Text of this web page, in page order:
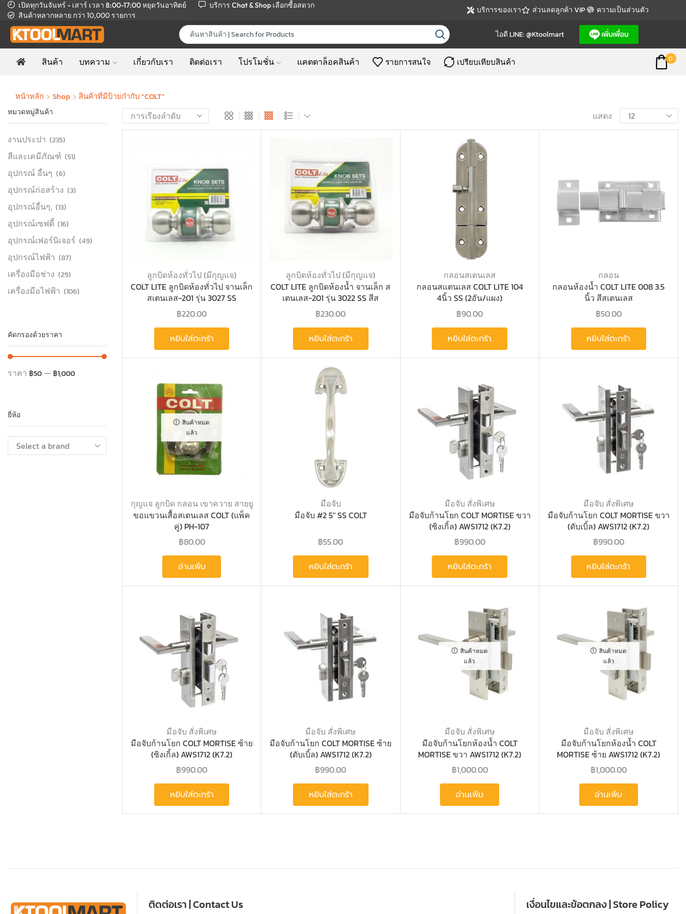
เปิดทุกวันจันทร์ - เสาร์ เวลา 8:00-17:00หยุดวันอาทิตย์ บริการ Chat & Shop เลือกซื้อสดวก
สินค้าหลากหลาย กว่า 10,000 รายการ บริการของเรา ส่วนลดลูกค้า VIP ความเป็นส่วนตัว
ไอดี LINE: @ktoolmart
สินค้า บทความ เกี่ยวกับเรา ติดต่อเรา โปรโมชั่น แคตตาล็อคสินค้า รายการสนใจ เปรียบเทียบสินค้า 0
หน้าหลัก Shop สินค้าที่มีป้ายกำกับ “COLT”
แสดง
ลูกบิดห้องทั่วไป (มีกุญแจ)
COLT LITE ลูกบิดห้องทั่วไป จานเล็ก
สเตนเลส-201 รุ่น 3027 SS
฿220.00
หยิบใส่ตะกร้า
ลูกบิดห้องทั่วไป (มีกุญแจ)
COLT LITE ลูกบิดห้องน้ำ จานเล็ก ส
เตนเลส-201 รุ่น 3022 SS สีส
฿230.00
หยิบใส่ตะกร้า
กลอนสเตนเลส
กลอนสแตนเลส COLT LITE 104
4นิ้ว SS (2อัน/แผง)
฿90.00
หยิบใส่ตะกร้า
กลอน
กลอนห้องน้ำ COLT LITE 008 3.5
นิ้ว สีสเตนเลส
฿50.00
หยิบใส่ตะกร้า
สินค้าหมด
แล้ว
กุญแจ ลูกบิด กลอน เขาควาย สายยู
ขอแขวนเสื้อสเตนเลส COLT (แพ็ค
คู่) PH-107
฿80.00
อ่านเพิ่ม
มือจับ
มือจับ #2 5″ SS COLT
฿55.00
หยิบใส่ตะกร้า
มือจับ สั่งพิเศษ
มือจับก้านโยก COLT MORTISE ขวา
(ซิงเกิ้ล) AWS1712 (K7.2)
฿990.00
หยิบใส่ตะกร้า
มือจับ สั่งพิเศษ
มือจับก้านโยก COLT MORTISE ขวา
(ดับเบิ้ล) AWS1712 (K7.2)
฿990.00
หยิบใส่ตะกร้า
มือจับ สั่งพิเศษ
มือจับก้านโยก COLT MORTISE ซ้าย
(ซิงเกิ้ล) AWS1712 (K7.2)
฿990.00
หยิบใส่ตะกร้า
มือจับ สั่งพิเศษ
มือจับก้านโยก COLT MORTISE ซ้าย
(ดับเบิ้ล) AWS1712 (K7.2)
฿990.00
หยิบใส่ตะกร้า
สินค้าหมด
แล้ว
มือจับ สั่งพิเศษ
มือจับก้านโยกห้องน้ำ COLT
MORTISE ขวา AWS1712 (K7.2)
฿1,000.00
อ่านเพิ่ม
สินค้าหมด
แล้ว
มือจับ สั่งพิเศษ
มือจับก้านโยกห้องน้ำ COLT
MORTISE ซ้าย AWS1712 (K7.2)
฿1,000.00
อ่านเพิ่ม
หมวดหมู่สินค้า
งานประปา (235)
สีและเคมีภัณฑ์ (51)
อุปกรณ์ อื่นๆ (6)
อุปกรณ์ก่อสร้าง (3)
อุปกรณ์อื่นๆ, (13)
อุปกรณ์เซฟตี้ (16)
อุปกรณ์เฟอร์นิเจอร์ (49)
อุปกรณ์ไฟฟ้า (87)
เครื่องมือช่าง (29)
เครื่องมือไฟฟ้า (106)
คัดกรองด้วยราคา
ราคา ฿50— ฿1,000
ยี่ห้อ
ติดต่อเรา | Contact Us เงื่อนไขและข้อตกลง | Store Policy